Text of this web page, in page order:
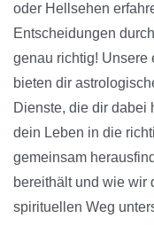
oder Hellsehen
Entscheidungen
genau richtig! Unsere
bieten dir
Dienste, die dir dabei
dein Leben in die
gemeinsam
bereithält und wie wir
spirituellen Weg